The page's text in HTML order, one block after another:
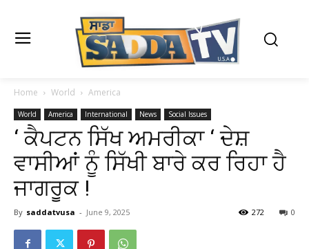
Home World America
World America International News Social Issues
‘ ਕੈਪਟਨ ਸਿੱਖ ਅਮਰੀਕਾ ‘ ਦੇਸ਼
ਵਾਸੀਆਂ ਨੂੰ ਸਿੱਖੀ ਬਾਰੇ ਕਰ ਰਿਹਾ ਹੈ
ਜਾਗਰੂਕ !
By saddatvusa - June 9, 2025 0
272